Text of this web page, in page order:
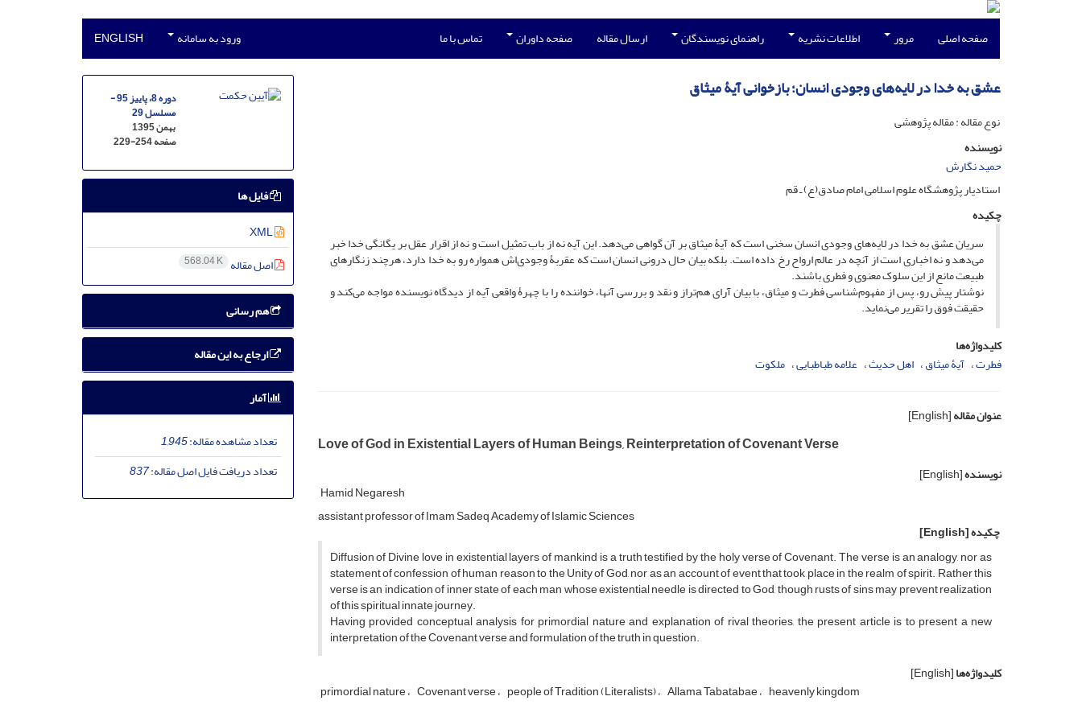
صفحه اصلی مرور اطلاعات نشریه راهنمای نویسندگان ارسال مقاله صفحه داوران تماس با ما ورود به سامانه ENGLISH
عشق به خدا در لایه‌های وجودی انسان؛ بازخوانی آیۀ میثاق
نوع مقاله : مقاله پژوهشی
نویسنده
حمید نگارش
استادیار پژوهشگاه علوم اسلامی امام صادق(ع) ـ قم
چکیده
سریان عشق به خدا در لایه‌های وجودی انسان سخنی است که آیۀ میثاق بر آن گواهی می‌دهد. این آیه نه از باب تمثیل است و نه از اقرار عقل بر یگانگی خدا خبر
می‌دهد و نه اخباری است از آنچه در عالم ارواح رخ داده است. بلکه بیان حال درونی انسان‌ است که عقربۀ وجودی‌اش همواره رو به خدا دارد، هرچند زنگارهای
طبیعت مانع از این سلوک معنوی و فطری باشند.
نوشتار پیش رو، پس از مفهوم‌شناسی فطرت و میثاق، با بیان آرای هم‌تراز و نقد و بررسی آنها، خواننده را با چهرۀ واقعی آیه از دیدگاه نویسنده مواجه می‌کند و
حقیقت فوق را تقریر می‌نماید.
کلیدواژه‌ها
فطرت آیۀ میثاق اهل حدیث علامه طباطبایی ملکوت
عنوان مقاله[English]
Love of God in Existential Layers of Human Beings, Reinterpretation of Covenant Verse
نویسنده[English]
Hamid Negaresh
assistant professor of Imam Sadeq Academy of Islamic Sciences
چکیده[English]
Diffusion of Divine love in existential layers of mankind is a truth testified by the holy verse of Covenant. The verse is an analogy, nor as
statement of confession of human reason to the Unity of God, nor as an account of event that took place in the realm of spirit. Rather this
verse is an indication of inner state of each man whose existential needle is directed to God, though rusts of sins may prevent realization
of this spiritual innate journey.
Having provided conceptual analysis for primordial nature and explanation of rival theories, the present article is to present a new
interpretation of the Covenant verse and formulation of the truth in question.
کلیدواژه‌ها[English]
primordial nature Covenant verse people of Tradition (Literalists) Allama Tabatabae heavenly kingdom
دوره 8، پاییز 95 -
مسلسل 29
بهمن 1395
صفحه229-254
فایل ها
XML
اصل مقاله 568.04 K
هم رسانی
ارجاع به این مقاله
آمار
تعداد مشاهده مقاله:1,945
تعداد دریافت فایل اصل مقاله:837